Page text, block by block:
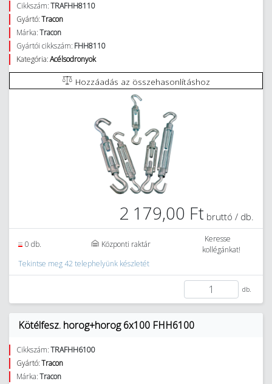
Cikkszám:TRAFHH8110
Gyártó:Tracon
Márka:Tracon
Gyártói cikkszám: FHH8110
Kategória:Acélsodronyok
Hozzáadás az összehasonlításhoz
2 179,00 Ft bruttó / db.
0 db. Központi raktár
Keresse
kollégánkat!
Tekintse meg 42 telephelyünk készletét
db.
Kötélfesz. horog+horog 6x100 FHH6100
Cikkszám:TRAFHH6100
Gyártó:Tracon
Márka:Tracon